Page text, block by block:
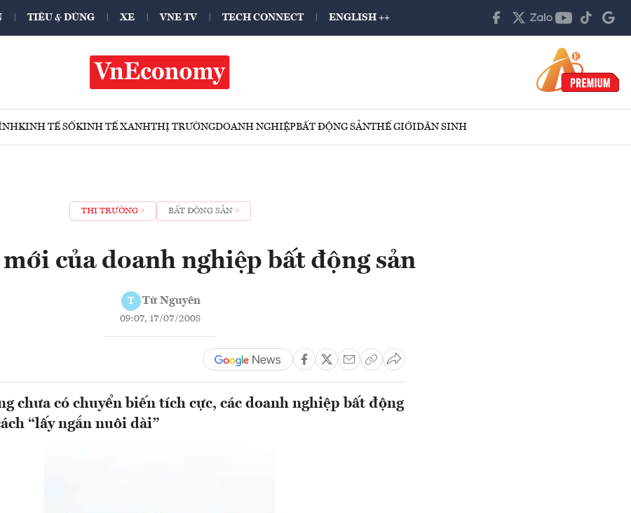
TIÊU & DÙNG XE VNE TV TECH CONNECT ENGLISH ++
KINH TẾ SỐKINH TẾ XANHTHỊ TRƯỜNGDOANH NGHIỆPBẤT ĐỘNG SẢNTHẾ GIỚIDÂN SINH
THỊ TRƯỜNG BẤT ĐỘNG SẢN
mới của doanh nghiệp bất động sản
T Từ Nguyên
09:07, 17/07/2008
chưa có chuyển biến tích cực, các doanh nghiệp bất động
“lấy ngắn nuôi dài”